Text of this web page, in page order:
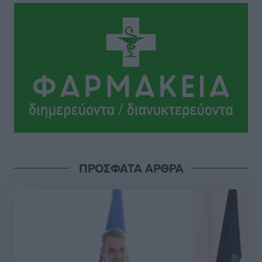
ΠΑΜΕ ΣΤΟΙΧΗΜΑ: Περισσότερα από 95 εκατομμύρια
ευρώ σε κέρδη μοίρασε τον Ιούλιο
Αθλητικά• πριν 14 ώρες
Ολοκλήρωση του έργου αναβάθμισης των
Γ.Σ. Διαγόρας: Στα «κυανέρυθρα» ο Janni Pembe
Σύλληψη 21χρονου για ναρκωτικά στη Ρόδο
πριν 16 ώρες
ΠΡΟΣΦΑΤΑ ΑΡΘΡΑ